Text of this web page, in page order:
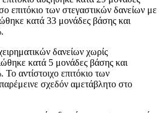
επιτόκιο των στεγαστικών δανείων με
κατά 33 μονάδες βάσης και
δανείων χωρίς
κατά 5 μονάδες βάσης και
αντίστοιχο επιτόκιο των
σχεδόν αμετάβλητο στο